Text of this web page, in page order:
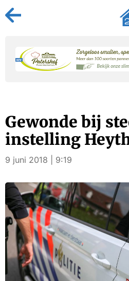
Gewonde bij
instelling
9 juni 2018 | 9:19